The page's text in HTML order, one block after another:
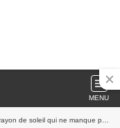
MENU
qui ne manque pas de projets !